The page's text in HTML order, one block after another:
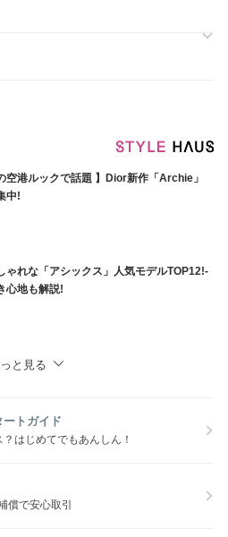
空港ルックで話題 】Dior新作「Archie」
中!
ゃれな「アシックス」人気モデルTOP12!-
心地も解説!
と見る
ートガイド
はじめてでもあんしん！
償で安心取引